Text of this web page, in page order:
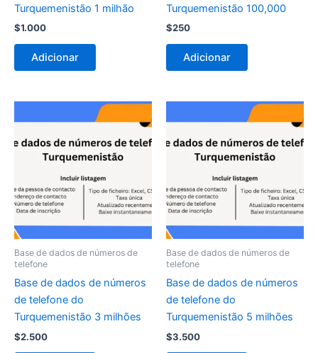
Turquemenistão 1 milhão
$1.000
Adicionar
Turquemenistão 100,000
$250
Adicionar
Base de dados de números de
telefone
Base de dados de números
de telefone do
Turquemenistão 3 milhões
$2.500
Base de dados de números de
telefone
Base de dados de números
de telefone do
Turquemenistão 5 milhões
$3.500